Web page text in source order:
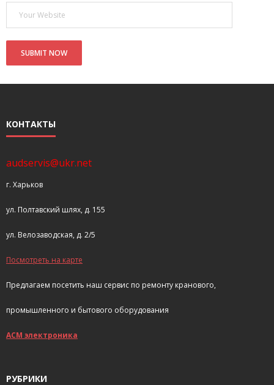
- Конфигурирование и настройка акустических систем для
концертных залов
- Улучшаем звучание — подготовка помещения для
прослушивания музыки.
- Выбираем автомагнитолу
Cart (
КОНТАКТЫ
audservis@ukr.net
г. Харьков
ул. Полтавский шлях, д. 155
ул. Велозаводская, д. 2/5
Посмотреть на карте
Предлагаем посетить наш сервис по ремонту кранового,
промышленного и бытового оборудования
АСМ электроника
РУБРИКИ